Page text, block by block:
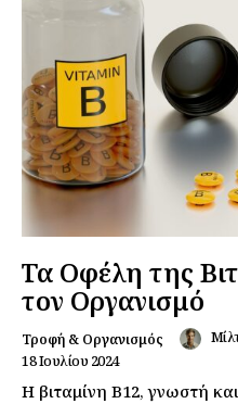
Τα Οφέλη της
τον Οργανισμό
Τροφή & Οργανισμός
18 Ιουλίου 2024
Η βιταμίνη Β12, γνωστή